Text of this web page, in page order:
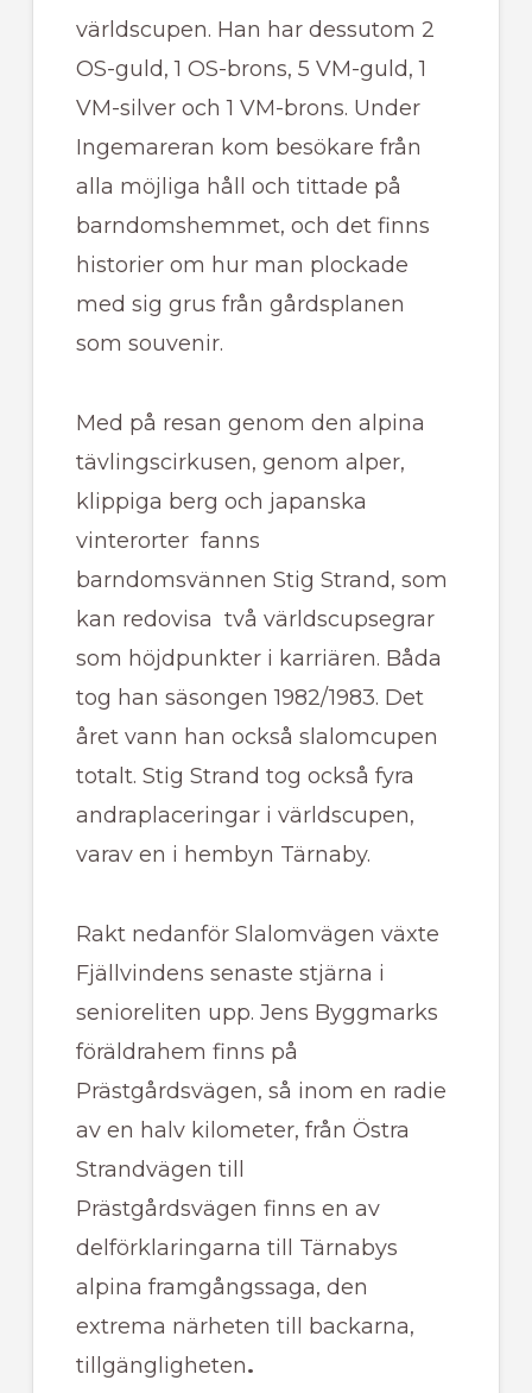
världscupen. Han har dessutom 2
OS-guld, 1 OS-brons, 5 VM-guld, 1
VM-silver och 1 VM-brons. Under
Ingemareran kom besökare från
alla möjliga håll och tittade på
barndomshemmet, och det finns
historier om hur man plockade
med sig grus från gårdsplanen
som souvenir.
Med på resan genom den alpina
tävlingscirkusen, genom alper,
klippiga berg och japanska
vinterorter fanns
barndomsvännen Stig Strand, som
kan redovisa två världscupsegrar
som höjdpunkter i karriären. Båda
tog han säsongen 1982/1983. Det
året vann han också slalomcupen
totalt. Stig Strand tog också fyra
andraplaceringar i världscupen,
varav en i hembyn Tärnaby.
Rakt nedanför Slalomvägen växte
Fjällvindens senaste stjärna i
senioreliten upp. Jens Byggmarks
föräldrahem finns på
Prästgårdsvägen, så inom en radie
av en halv kilometer, från Östra
Strandvägen till
Prästgårdsvägen finns en av
delförklaringarna till Tärnabys
alpina framgångssaga, den
extrema närheten till backarna,
tillgängligheten.